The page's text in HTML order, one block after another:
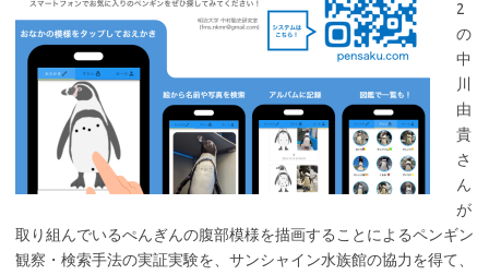
2
の
中
川
由
貴
さ
ん
が
取り組んでいるぺんぎんの腹部模様を描画することによるペンギン
観察・検索手法の実証実験を、サンシャイン水族館の協力を得て、